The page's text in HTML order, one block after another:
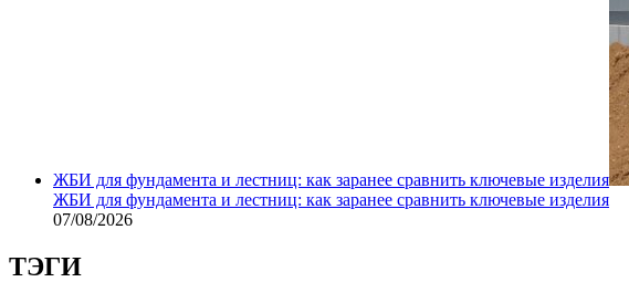
ЖБИ для фундамента и лестниц: как заранее сравнить ключевые изделия
ЖБИ для фундамента и лестниц: как заранее сравнить ключевые изделия
07/08/2026
ТЭГИ